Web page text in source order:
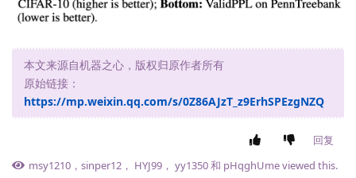
本文来源自机器之心，版权归原作者所有
原始链接：
https://mp.weixin.qq.com/s/0Z86AJzT_z9ErhSPEzgNZQ
回复
msy1210 ， sinper12 ， HYJ99 ， yy1350和 pHqghUmeviewed this.